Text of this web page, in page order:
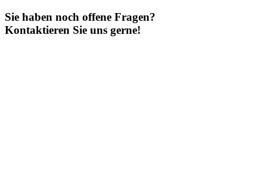
Sie haben noch offene Fragen?
Kontaktieren Sie uns gerne!